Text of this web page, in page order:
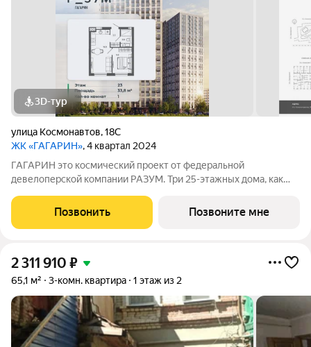
3D-тур
улица Космонавтов,18С
ЖК «ГАГАРИН», 4 квартал 2024
ГАГАРИН это космический проект от федеральной
девелоперской компании РАЗУМ. Три 25-этажных дома, как
отправился в космос, станут для жителей отправной точкой в
начинаниях. В районе есть
Позвонить Позвоните мне
2 311 910 ₽
65,1 м² 3-комн. квартира 1 этаж из 2